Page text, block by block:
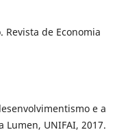
de Economia
e a
UNIFAI, 2017.